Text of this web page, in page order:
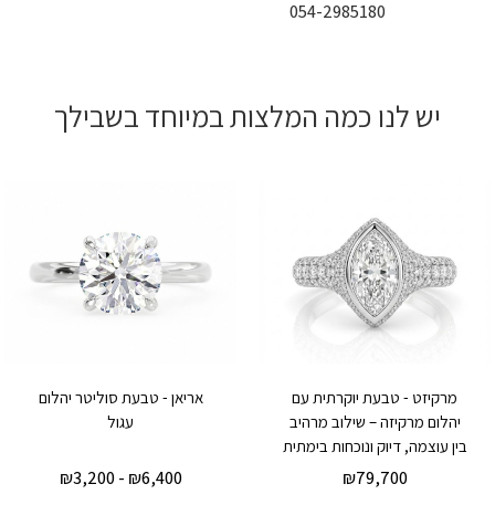
054-2985180
יש לנו כמה המלצות במיוחד בשבילך
אריאן - טבעת סוליטר יהלום
עגול
₪3,200- ₪6,400
מרקיזט - טבעת יוקרתית עם
יהלום מרקיזה – שילוב מרהיב
בין עוצמה, דיוק ונוכחות בימתית
₪79,700